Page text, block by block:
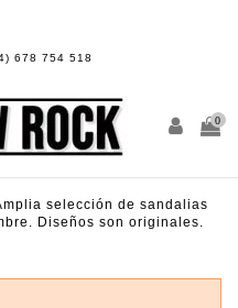
678 754 518
0
selección de sandalias
Diseños son originales.